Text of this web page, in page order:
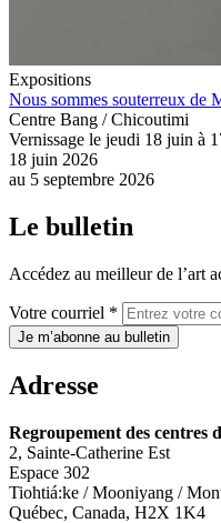
Expositions
Nous sommes souterreux de
Centre Bang / Chicoutimi
Vernissage le jeudi 18 juin à
18 juin 2026
au 5 septembre 2026
Le bulletin
Accédez au meilleur de l’art
Votre courriel *
Je m’abonne au bulletin
Adresse
Regroupement des centres
2, Sainte-Catherine Est
Espace 302
Tiohtiá:ke / Mooniyang /
Québec, Canada, H2X 1K4